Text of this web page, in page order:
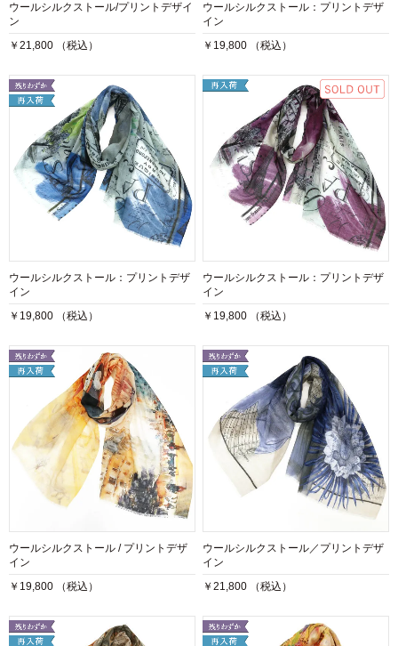
ウールシルクストール/プリントデザイ
ン
￥21,800 （税込）
ウールシルクストール：プリントデザ
イン
￥19,800 （税込）
ウールシルクストール：プリントデザ
イン
￥19,800 （税込）
ウールシルクストール：プリントデザ
イン
￥19,800 （税込）
ウールシルクストール / プリントデザ
イン
￥19,800 （税込）
ウールシルクストール／プリントデザ
イン
￥21,800 （税込）